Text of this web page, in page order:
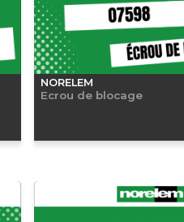
NORELEM
Ecrou de blocage